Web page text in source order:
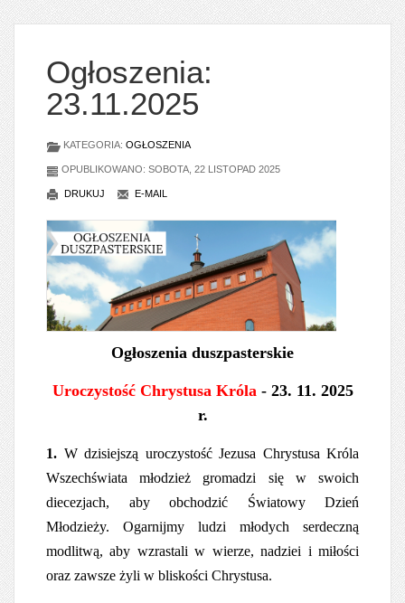
Ogłoszenia:
23.11.2025
KATEGORIA: OGŁOSZENIA
OPUBLIKOWANO: SOBOTA, 22 LISTOPAD 2025
DRUKUJ E-MAIL
Ogłoszenia duszpasterskie
Uroczystość Chrystusa Króla- 23. 11. 2025
r.
1. W dzisiejszą uroczystość Jezusa Chrystusa Króla
Wszechświata młodzież gromadzi się w swoich
diecezjach, aby obchodzić Światowy Dzień
Młodzieży. Ogarnijmy ludzi młodych serdeczną
modlitwą, aby wzrastali w wierze, nadziei i miłości
oraz zawsze żyli w bliskości Chrystusa.